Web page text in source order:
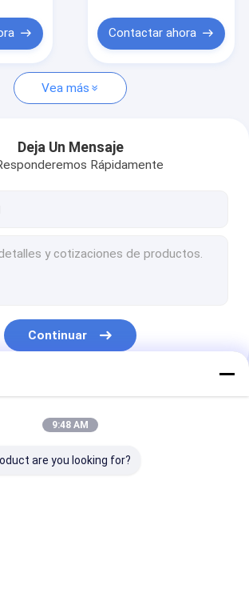
ultrasonido del PDA
veterinario
personal del PPE
de Digitaces
del derma
Contactar ahora
Vea más
Deja Un Mensaje
Rápidamente
Continuar
9:48 AM
are you looking for?